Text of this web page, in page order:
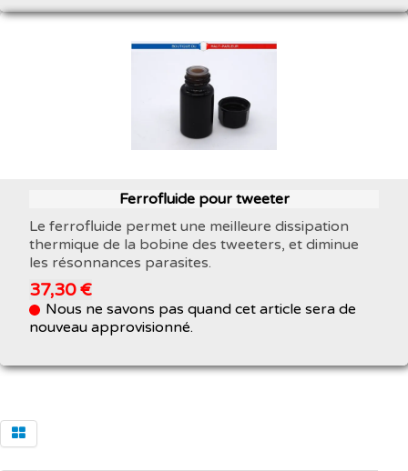
Ferrofluide pour tweeter
Le ferrofluide permet une meilleure dissipation
thermique de la bobine des tweeters, et diminue
les résonnances parasites.
37,30 €
Nous ne savons pas quand cet article sera de
nouveau approvisionné.